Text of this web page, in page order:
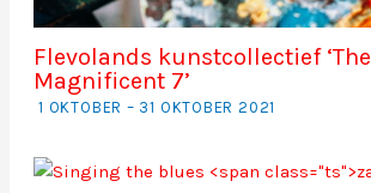
Flevolands kunstcollectief ‘The
Magnificent 7’
1 OKTOBER – 31 OKTOBER 2021